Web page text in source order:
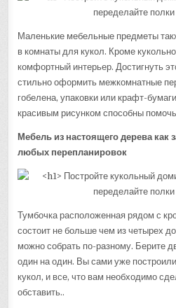
Маленькие мебельные предметы
в комнаты для кукол. Кроме
комфортный интерьер. Достигнуть
стильно оформить межкомнатные
гобелена, упаковки или крафт-
красивым рисунком способны
Мебель из настоящего дерева как
любых перепланировок
Тумбочка расположенная рядом с
состоит не больше чем из четырех
можно собрать по-разному. Берите
один на один. Вы сами уже
кукол, и все, что вам необходимо
обставить..